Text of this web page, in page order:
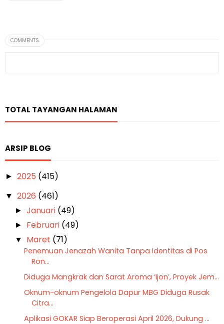
COMMENTS
TOTAL TAYANGAN HALAMAN
ARSIP BLOG
► 2025 (415)
▼ 2026 (461)
►Januari (49)
► Februari (49)
▼ Maret (71)
Penemuan Jenazah Wanita Tanpa Identitas di Pos
Ron...
Diduga Mangkrak dan Sarat Aroma ‘Ijon’, Proyek Jem...
Oknum-oknum Pengelola Dapur MBG Diduga Rusak
Citra...
Aplikasi GOKAR Siap Beroperasi April 2026, Dukung ...